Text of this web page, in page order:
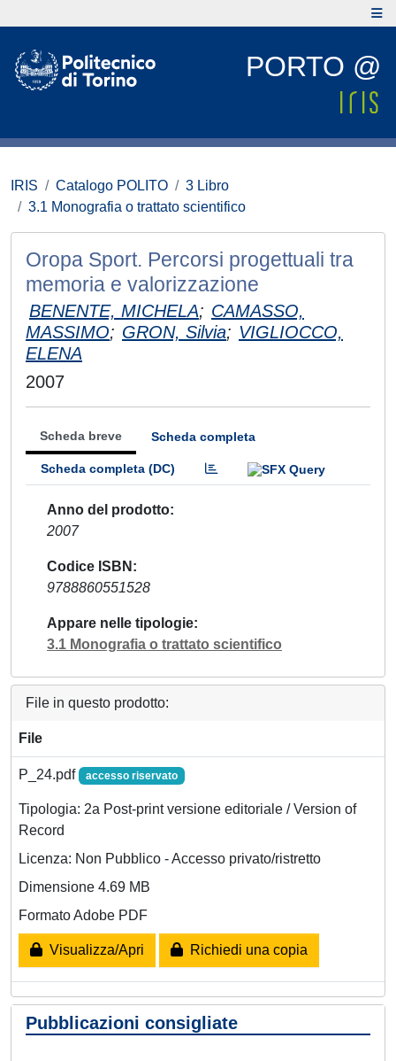
PORTO @
IRIS Catalogo POLITO
3 Libro
3.1 Monografia o trattato scientifico
Oropa Sport. Percorsi progettuali tra
memoria e valorizzazione
BENENTE, MICHELA; CAMASSO,
MASSIMO; GRON, Silvia; VIGLIOCCO,
ELENA
2007
Scheda breve Scheda completa
Scheda completa (DC)
Anno del prodotto
2007
Codice ISBN
9788860551528
Appare nelle tipologie
3.1 Monografia o trattato scientifico
File in questo prodotto:
File
P_24.pdf accesso riservato
Tipologia: 2a Post-print versione editoriale / Version of
Record
Licenza: Non Pubblico - Accesso privato/ristretto
Dimensione 4.69 MB
Formato Adobe PDF
Visualizza/Apri Richiedi una copia
Pubblicazioni consigliate